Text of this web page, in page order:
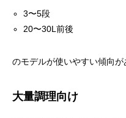
3〜5段
20〜30L前後
のモデルが使いやすい傾向が
大量調理向け